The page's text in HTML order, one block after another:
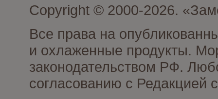
Copyright © 2000-2026.
Все права на
и охлаженные продукты.
законодательством РФ.
согласованию с Редакцией